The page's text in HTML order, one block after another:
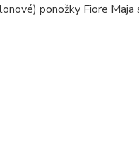
ponožky Fiore